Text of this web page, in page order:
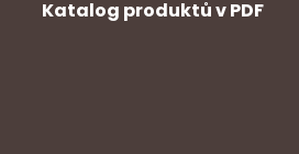
Katalog produktů v PDF